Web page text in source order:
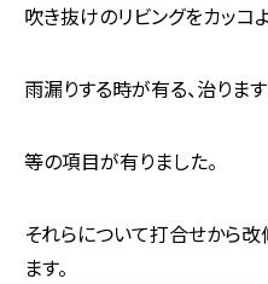
吹き抜けのリビングをカッコ
雨漏りする時が有る、治りま
等の項目が有りました。
それらについて打合せから
ます。